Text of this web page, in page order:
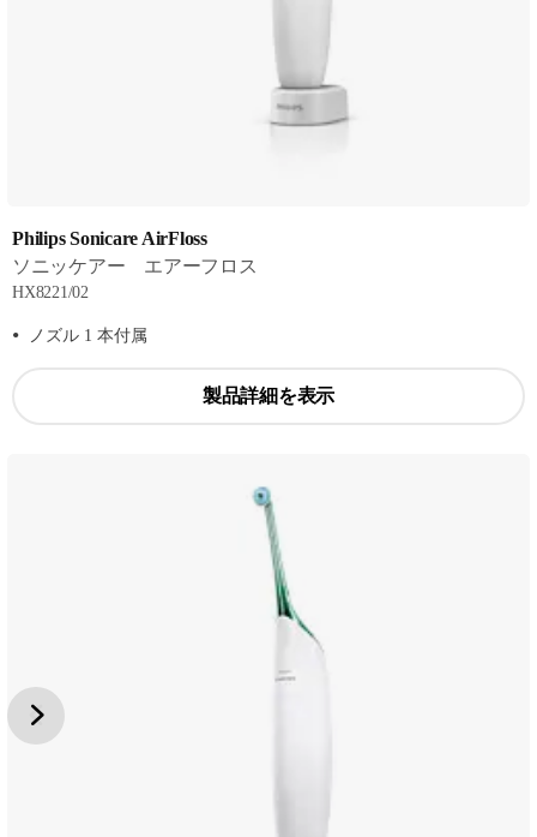
Philips Sonicare AirFloss
ソニッケアー エアーフロス
HX8221/02
ノズル 1 本付属
製品詳細を表示